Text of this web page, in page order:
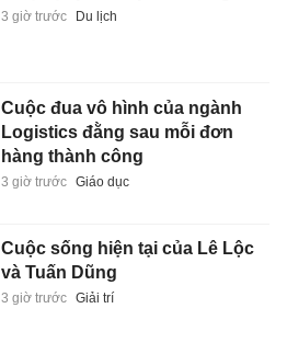
3 giờ trước Du lịch
Cuộc đua vô hình của ngành
Logistics đằng sau mỗi đơn
hàng thành công
3 giờ trước Giáo dục
Cuộc sống hiện tại của Lê Lộc
và Tuấn Dũng
3 giờ trước Giải trí